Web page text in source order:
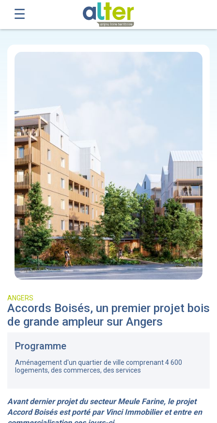
ANGERS
Accords Boisés, un premier projet bois
de grande ampleur sur Angers
Programme
Aménagement d'un quartier de ville comprenant 4 600
logements, des commerces, des services
Avant dernier projet du secteur Meule Farine, le projet
Accord Boisés est porté par Vinci Immobilier et entre en